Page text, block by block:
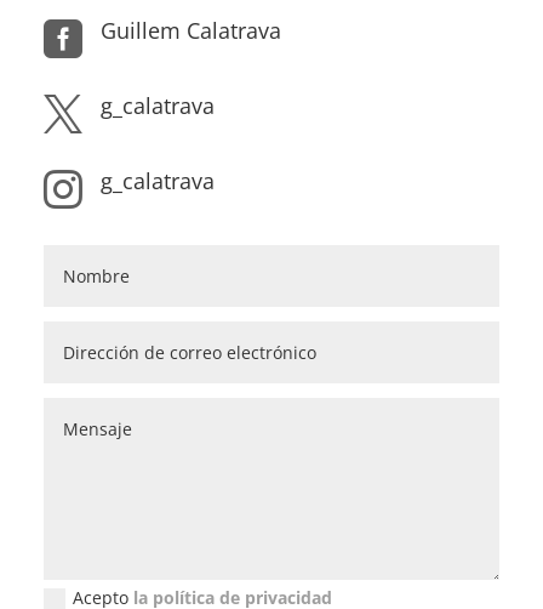
 Guillem Calatrava
 g_calatrava
 g_calatrava
Acepto la política de privacidad